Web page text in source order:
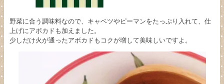
野菜に合う調味料なので、キャベツやピーマンをたっぷり入れて、仕
上げにアボカドも加えました。
少しだけ火が通ったアボカドもコクが増して美味しいですよ。